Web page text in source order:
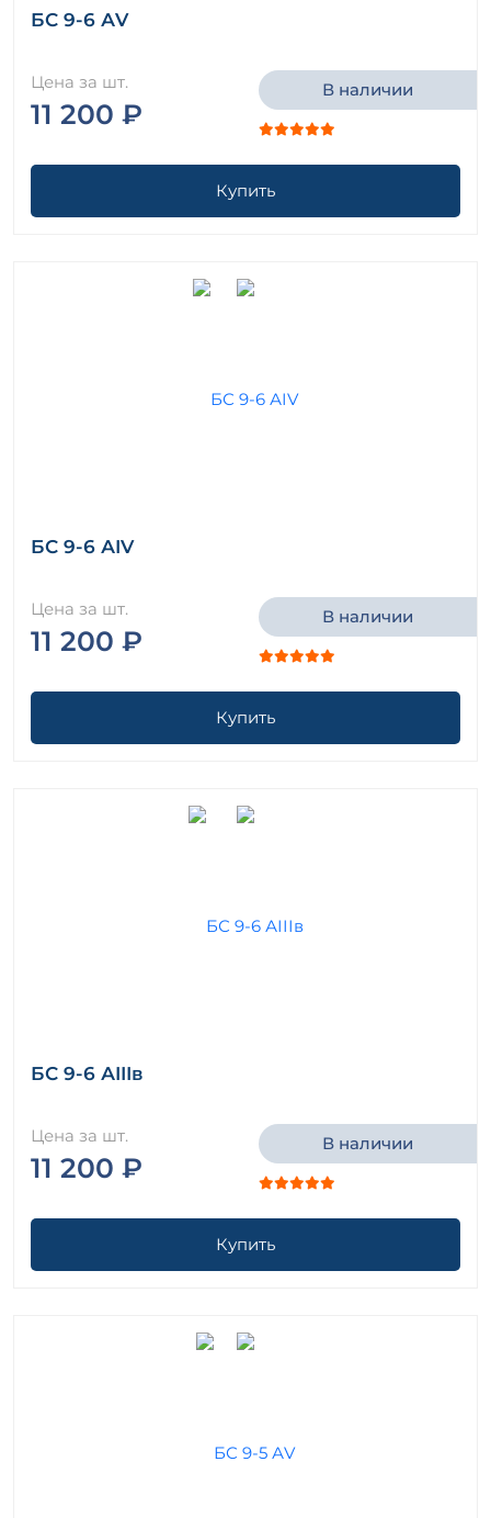
БС 9-6 АV
Цена за шт.
11 200 ₽
В наличии
Купить
БС 9-6 АIV
Цена за шт.
11 200 ₽
В наличии
Купить
БС 9-6 АIIIв
Цена за шт.
11 200 ₽
В наличии
Купить